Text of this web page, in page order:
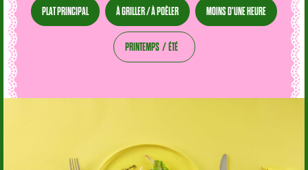
PLAT PRINCIPAL À GRILLER / À POÊLER MOINS D'UNE HEURE
PRINTEMPS ÉTÉ